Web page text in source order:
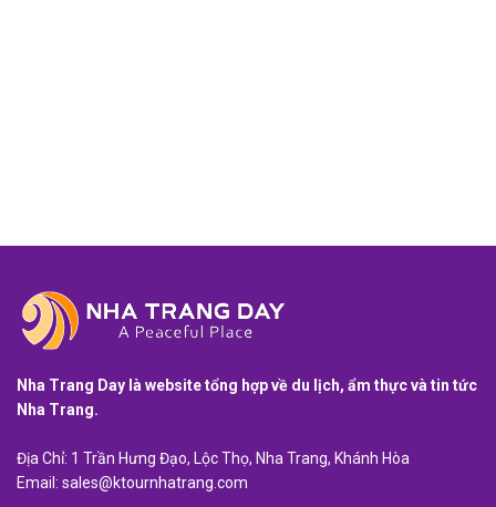
Nha Trang Day là website tổng hợp về du lịch, ẩm thực và tin tức
Nha Trang.
Địa Chỉ: 1 Trần Hưng Đạo, Lộc Thọ, Nha Trang, Khánh Hòa
Email: sales@ktournhatrang.com